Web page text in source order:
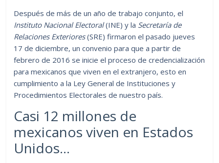
Después de más de un año de trabajo conjunto, el
Instituto Nacional Electoral(INE) y la Secretaría de
Relaciones Exteriores(SRE) firmaron el pasado jueves
17 de diciembre, un convenio para que a partir de
febrero de 2016 se inicie el proceso de credencialización
para mexicanos que viven en el extranjero, esto en
cumplimiento a la Ley General de Instituciones y
Procedimientos Electorales de nuestro país.
Casi 12 millones de
mexicanos viven en Estados
Unidos…